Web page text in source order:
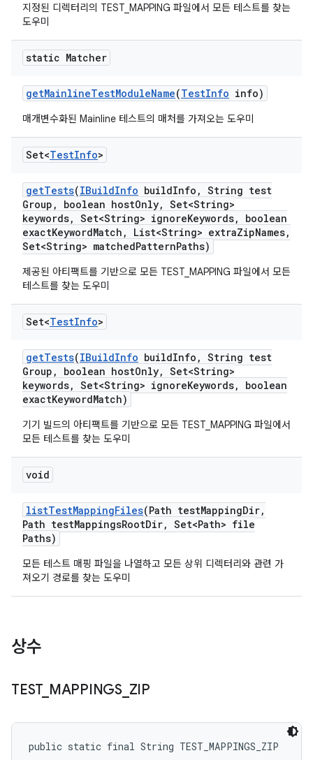
지정된 디렉터리의 TEST_MAPPING 파일에서 모든 테스트를 찾는
도우미
static Matcher
getMainlineTestModuleName(TestInfo info)
매개변수화된 Mainline 테스트의 매처를 가져오는 도우미
Set<TestInfo>
getTests(IBuildInfo buildInfo , String test
Group , boolean hostOnly, Set<String>
keywords, Set<String> ignoreKeywords,
boolean
exactKeywordMatch , List<String> extraZipNames,
Set<String> matchedPatternPaths)
제공된 아티팩트를 기반으로 모든 TEST_MAPPING 파일에서 모든
테스트를 찾는 도우미
Set<TestInfo>
getTests(IBuildInfo buildInfo , String test
Group , boolean hostOnly, Set<String>
keywords, Set<String> ignoreKeywords,
boolean
exactKeywordMatch)
기기 빌드의 아티팩트를 기반으로 모든 TEST_MAPPING 파일에서
모든 테스트를 찾는 도우미
void
listTestMappingFiles(Path testMappingDir,
Path testMappingsRootDir, Set<Path> file
Paths)
모든 테스트 매핑 파일을 나열하고 모든 상위 디렉터리와 관련 가
져오기 경로를 찾는 도우미
상수
TEST_ MAPPINGS_ ZIP
public static final String TEST_MAPPINGS_ZIP